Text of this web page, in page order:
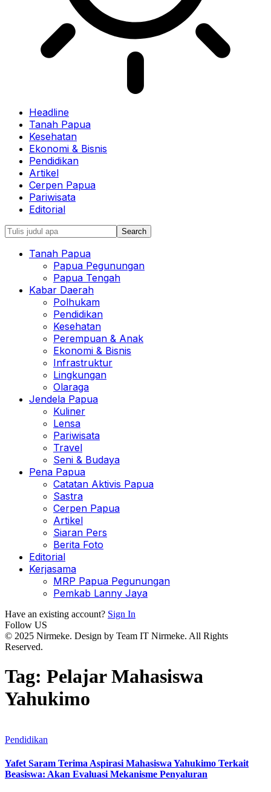
Headline
Tanah Papua
Kesehatan
Ekonomi & Bisnis
Pendidikan
Artikel
Cerpen Papua
Pariwisata
Editorial
Tanah Papua
Papua Pegunungan
Papua Tengah
Kabar Daerah
Polhukam
Pendidikan
Kesehatan
Perempuan & Anak
Ekonomi & Bisnis
Infrastruktur
Lingkungan
Olaraga
Jendela Papua
Kuliner
Lensa
Pariwisata
Travel
Seni & Budaya
Pena Papua
Catatan Aktivis Papua
Sastra
Cerpen Papua
Artikel
Siaran Pers
Berita Foto
Editorial
Kerjasama
MRP Papua Pegunungan
Pemkab Lanny Jaya
Have an existing account? Sign In
Follow US
© 2025 Nirmeke. Design by Team IT Nirmeke. All Rights
Reserved.
Tag: Pelajar Mahasiswa
Yahukimo
Pendidikan
Yafet Saram Terima Aspirasi Mahasiswa Yahukimo Terkait
Beasiswa: Akan Evaluasi Mekanisme Penyaluran